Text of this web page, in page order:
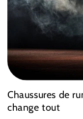
Chaussures de
change tout